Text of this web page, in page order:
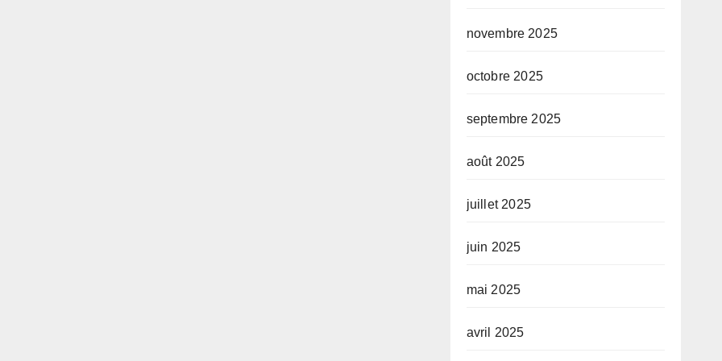
novembre 2025
octobre 2025
septembre 2025
août 2025
juillet 2025
juin 2025
mai 2025
avril 2025